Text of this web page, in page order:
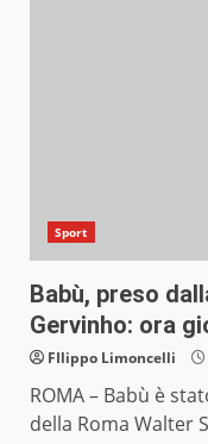
Sport
Babù, preso
Gervinho: ora
FIlippo Limoncelli
ROMA – Babù è
della Roma Walter